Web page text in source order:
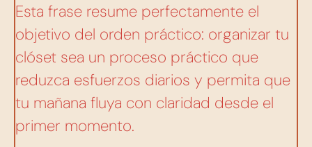
Esta frase resume perfectamente el
objetivo del orden práctico: organizar tu
clóset sea un proceso práctico que
reduzca esfuerzos diarios y permita que
tu mañana fluya con claridad desde el
primer momento.